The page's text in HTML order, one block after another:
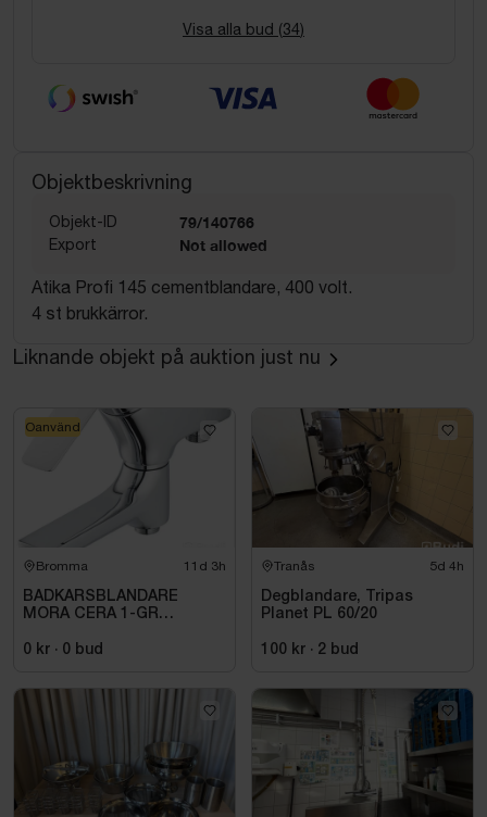
Visa alla bud (34)
Objektbeskrivning
Objekt-ID 79/140766
Export Not allowed
Atika Profi 145 cementblandare, 400 volt.
4 st brukkärror.
Liknande objekt på auktion just nu
Bromma 11d 3h
BADKARSBLANDARE
MORA CERA 1-GR
OMK.PIP. ANSL NED.
0 kr · 0 bud
Oanvänd
Tranås 5d 4h
Degblandare, Tripas
Planet PL 60/20
100 kr · 2 bud